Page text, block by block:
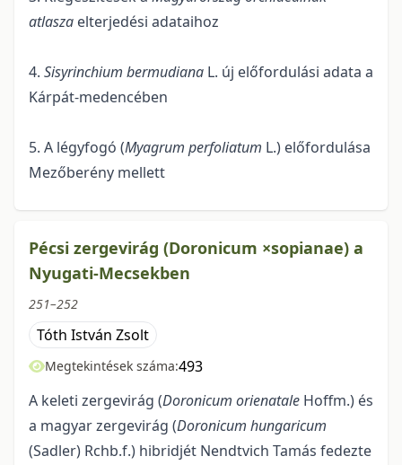
atlasza elterjedési adataihoz
4. Sisyrinchium bermudiana L. új előfordulási adata a
Kárpát-medencében
5. A légyfogó (Myagrum perfoliatum L.) előfordulása
Mezőberény mellett
Pécsi zergevirág (Doronicum ×sopianae) a
Nyugati-Mecsekben
251–252
Tóth István Zsolt
Megtekintések száma:493
A keleti zergevirág (Doronicum orienatale Hoffm.) és
a magyar zergevirág (Doronicum hungaricum
(Sadler) Rchb.f.) hibridjét Nendtvich Tamás fedezte